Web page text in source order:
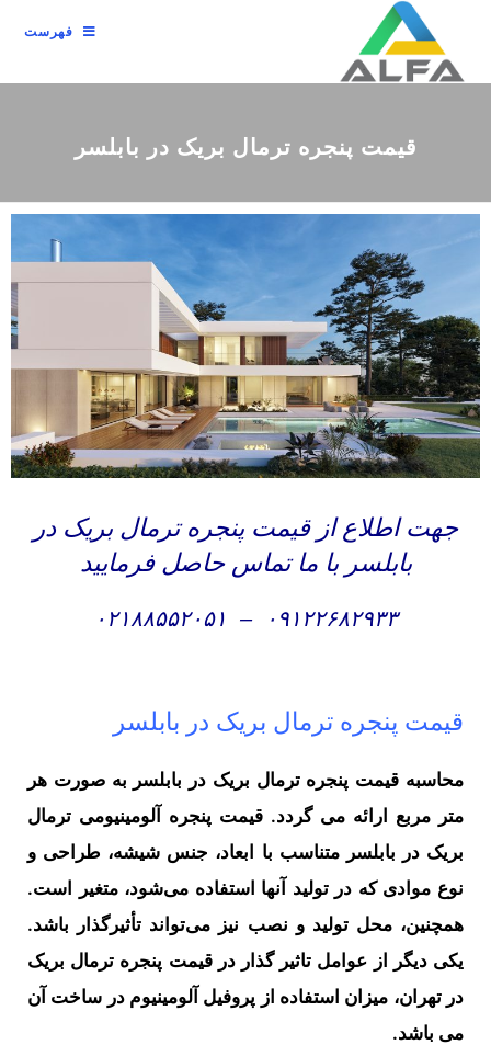
فهرست
قیمت پنجره ترمال بریک در بابلسر
جهت اطلاع از قیمت پنجره ترمال بریک در
بابلسر با ما تماس حاصل فرمایید
۰۹۱۲۲۶۸۲۹۳۳ – ۰۲۱۸۸۵۵۲۰۵۱
قیمت پنجره ترمال بریک در بابلسر
محاسبه قیمت پنجره ترمال بریک در بابلسر به صورت هر
متر مربع ارائه می گردد. قیمت پنجره‌ آلومینیومی ترمال
بریک در بابلسر متناسب با ابعاد، جنس شیشه، طراحی و
نوع موادی که در تولید آنها استفاده می‌شود، متغیر است.
همچنین، محل تولید و نصب نیز می‌تواند تأثیرگذار باشد.
یکی دیگر از عوامل تاثیر گذار در قیمت پنجره ترمال بریک
در تهران، میزان استفاده از پروفیل آلومینیوم در ساخت آن
می باشد.